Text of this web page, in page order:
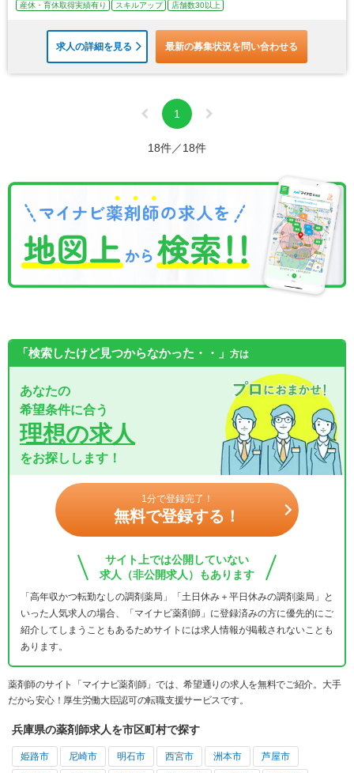
産休・育休取得実績有り スキルアップ 店舗数30以上
求人の詳細を見る 最新の募集状況を問い合わせる
1
18件／18件
「検索したけど見つからなかった・・」 方は
あなたの
希望条件に合う
理想の求人
をお探しします！
1分で登録完了！
無料で登録する！
サイト上では公開していない
求人（非公開求人）もあります
「高年収かつ転勤なしの調剤薬局」「土日休み＋平日休みの調剤薬局」と
いった人気求人の場合、「マイナビ薬剤師」に登録済みの方に優先的にご
紹介してしまうこともあるためサイトには求人情報が掲載されないことも
あります。
薬剤師のサイト「マイナビ薬剤師」では、希望通りの求人を無料でご紹介。大手
だから安心！厚生労働大臣認可の転職支援サービスです。
兵庫県の薬剤師求人を市区町村で探す
姫路市 尼崎市 明石市 西宮市 洲本市 芦屋市